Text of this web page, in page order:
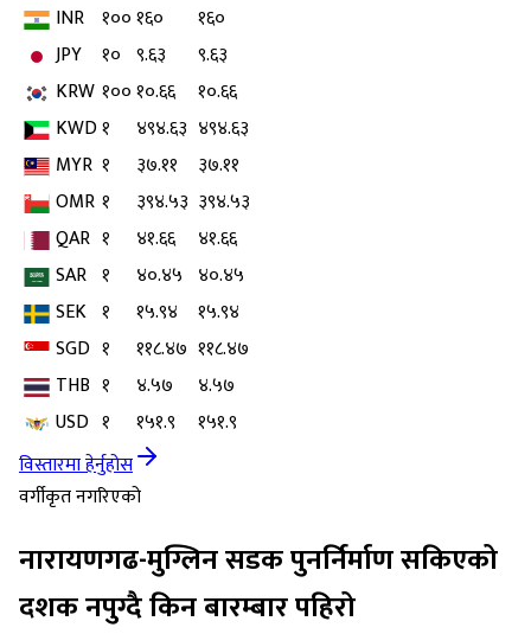
INR १००१६०
१६०
JPY
१० ९.६३
९.६३
KRW १००१०.६६
१०.६६
KWD१ ४९४.६३ ४९४.६३
MYR १ ३७.११
३७.११
OMR १ ३९४.५३ ३९४.५३
QAR १ ४१.६६
४१.६६
SAR १ ४०.४५ ४०.४५
SEK १ १५.९४
१५.९४
SGD १ ११८.४७ ११८.४७
THB १ ४.५७
४.५७
USD १ १५१.९
१५१.९
विस्तारमा हेर्नुहोस
वर्गीकृत नगरिएको
नारायणगढ-मुग्लिन सडक पुनर्निर्माण सकिएको
दशक नपुग्दै किन बारम्बार पहिरो